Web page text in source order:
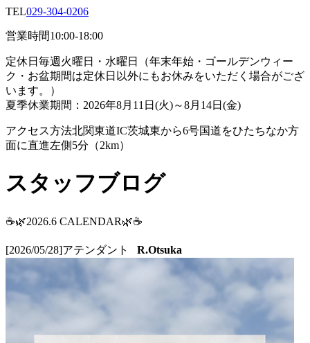
TEL029-304-0206
営業時間10:00-18:00
定休日 毎週火曜日・水曜日（年末年始・ゴールデンウィー
ク・お盆期間は定休日以外にもお休みをいただく場合がござ
います。）
夏季休業期間：2026年8月11日(火)～8月14日(金)
アクセス方法北関東道IC茨城東から6号国道をひたちなか方
面に直進左側5分（2km）
スタッフブログ
☕🌿2026.6 CALENDAR🌿☕
[2026/05/28]アテンダント R.Otsuka